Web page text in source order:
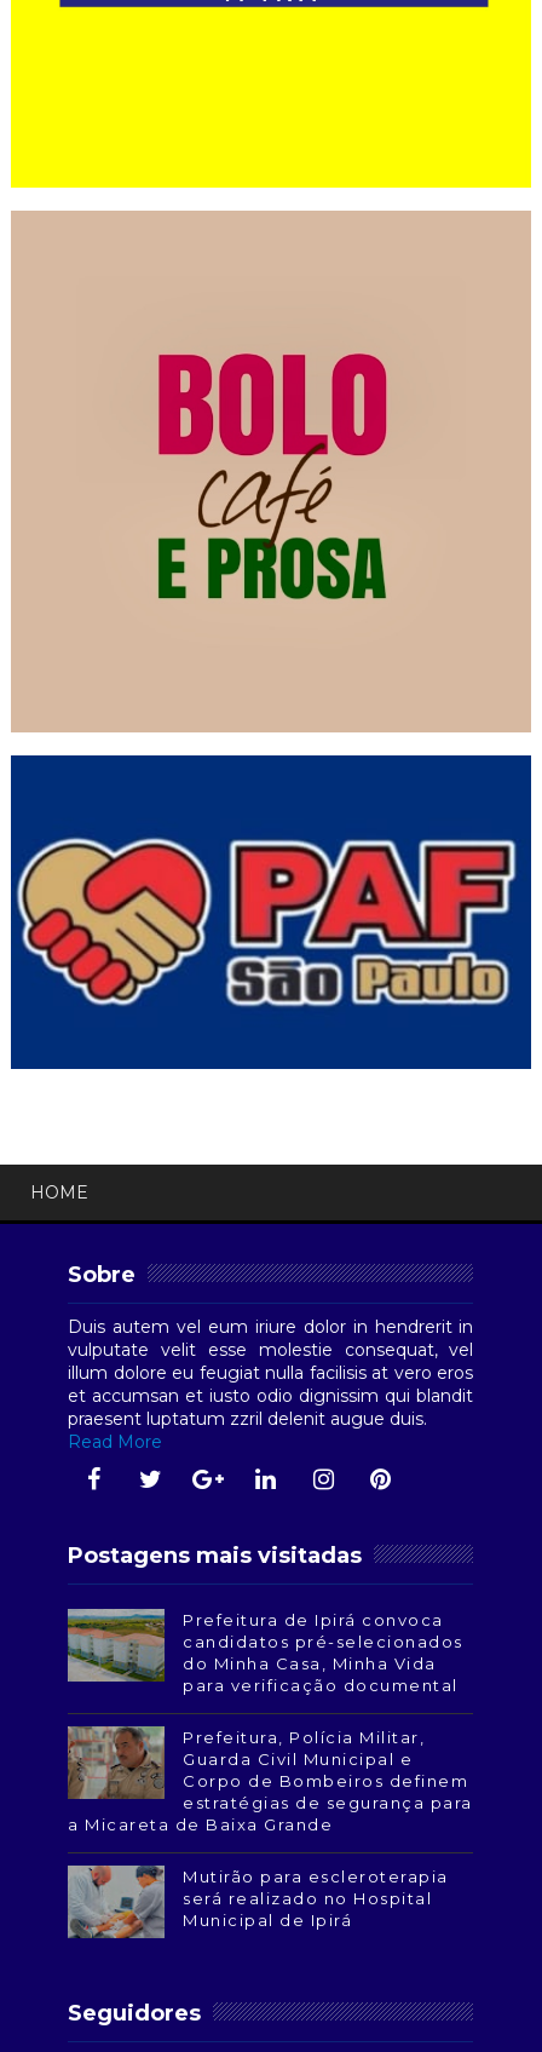
HOME
Sobre
Duis autem vel eum iriure dolor in hendrerit in
vulputate velit esse molestie consequat, vel
illum dolore eu feugiat nulla facilisis at vero eros
et accumsan et iusto odio dignissim qui blandit
praesent luptatum zzril delenit augue duis.
Read More
Postagens mais visitadas
Prefeitura de Ipirá convoca
candidatos pré-selecionados
do Minha Casa, Minha Vida
para verificação documental
Prefeitura, Polícia Militar,
Guarda Civil Municipal e
Corpo de Bombeiros definem
estratégias de segurança para
a Micareta de Baixa Grande
Mutirão para escleroterapia
será realizado no Hospital
Municipal de Ipirá
Seguidores